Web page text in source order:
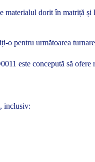
dorit în matriță și
o pentru următoarea
este concepută să ofere
inclusiv: